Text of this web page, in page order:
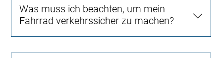
Was muss ich beachten, um mein
Fahrrad verkehrssicher zu machen?